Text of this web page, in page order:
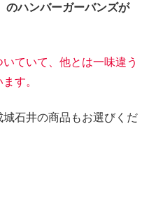
のハンバーガーバンズが
ていて、他とは一味違う
す。
石井の商品もお選びくだ